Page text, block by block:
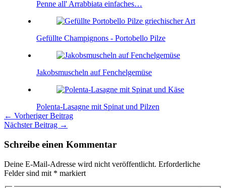
Penne all' Arrabbiata einfaches…
Gefüllte Champignons - Portobello Pilze
Jakobsmuscheln auf Fenchelgemüse
Polenta-Lasagne mit Spinat und Pilzen
← Vorheriger Beitrag
Nächster Beitrag →
Schreibe einen Kommentar
Deine E-Mail-Adresse wird nicht veröffentlicht. Erforderliche
Felder sind mit * markiert